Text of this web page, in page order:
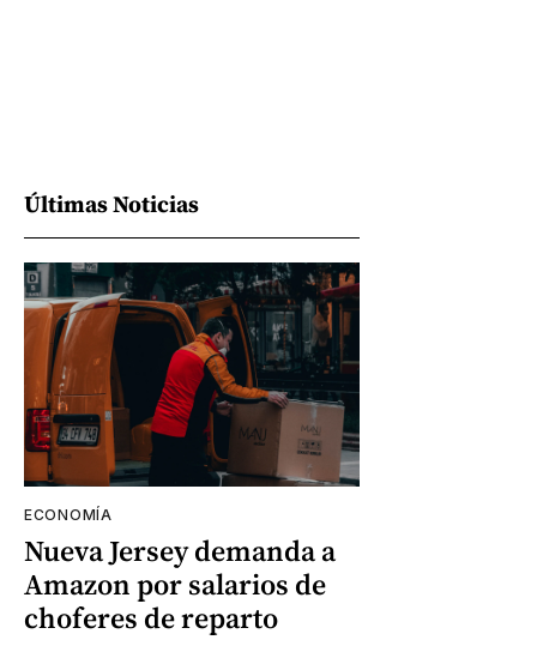
Últimas Noticias
ECONOMÍA
Nueva Jersey demanda a
Amazon por salarios de
choferes de reparto